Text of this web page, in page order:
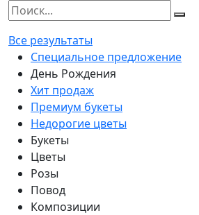
Все результаты
Специальное предложение
День Рождения
Хит продаж
Премиум букеты
Недорогие цветы
Букеты
Цветы
Розы
Повод
Композиции